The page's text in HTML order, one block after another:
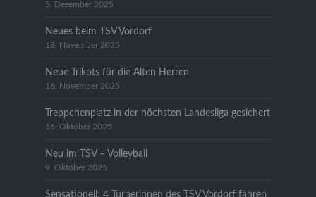
5. Dezember 2025
Neues beim TSV Vordorf
18. November 2025
Neue Trikots für die Alten Herren
16. November 2025
Treppchenplatz in der höchsten Landesliga gesichert
16. Oktober 2025
Neu im TSV – Volleyball
9. Oktober 2025
Sensationell: 4 Turnerinnen des TSV Vordorf fahren